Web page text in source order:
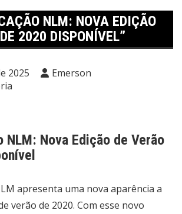
NLM: NOVA EDIÇÃO
2020 DISPONÍVEL”
2025
Emerson
NLM: Nova Edição de Verão
apresenta uma nova aparência a
verão de 2020. Com esse novo